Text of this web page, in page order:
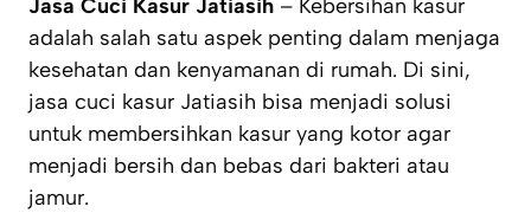
Jasa Cuci Kasur Jatiasih – Kebersihan kasur
adalah salah satu aspek penting dalam menjaga
kesehatan dan kenyamanan di rumah. Di sini,
jasa cuci kasur Jatiasih bisa menjadi solusi
untuk membersihkan kasur yang kotor agar
menjadi bersih dan bebas dari bakteri atau
jamur.